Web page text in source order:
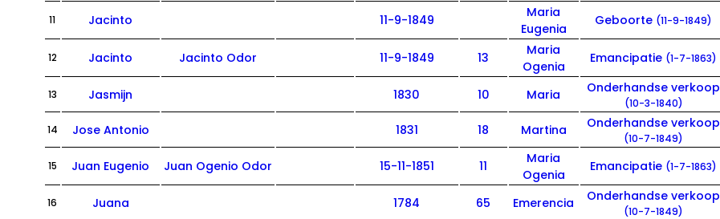
11 Jacinto 11-9-1849
Maria
Eugenia
Geboorte (11-9-1849)
12 Jacinto Jacinto Odor 11-9-1849 13
Maria
Ogenia
Emancipatie (1-7-1863)
13 Jasmijn 1830 10 Maria Onderhandse verkoop
(10-3-1840)
14 Jose Antonio 1831 18 Martina Onderhandse verkoop
(10-7-1849)
15 Juan Eugenio Juan Ogenio Odor 15-11-1851 11
Maria
Ogenia
Emancipatie (1-7-1863)
16 Juana 1784 65 Emerencia Onderhandse verkoop
(10-7-1849)